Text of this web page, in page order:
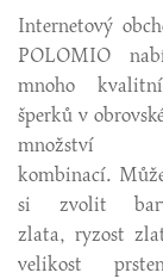
Internetový
POLOMIO
mnoho
šperků v
množství
kombinací.
si zvolit
zlata, ryzost
velikost